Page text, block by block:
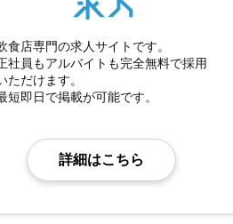
食店専門の求人サイトです。
社員もアルバイトも完全無料で採用
ただけます。
短即日で掲載が可能です。
詳細はこちら